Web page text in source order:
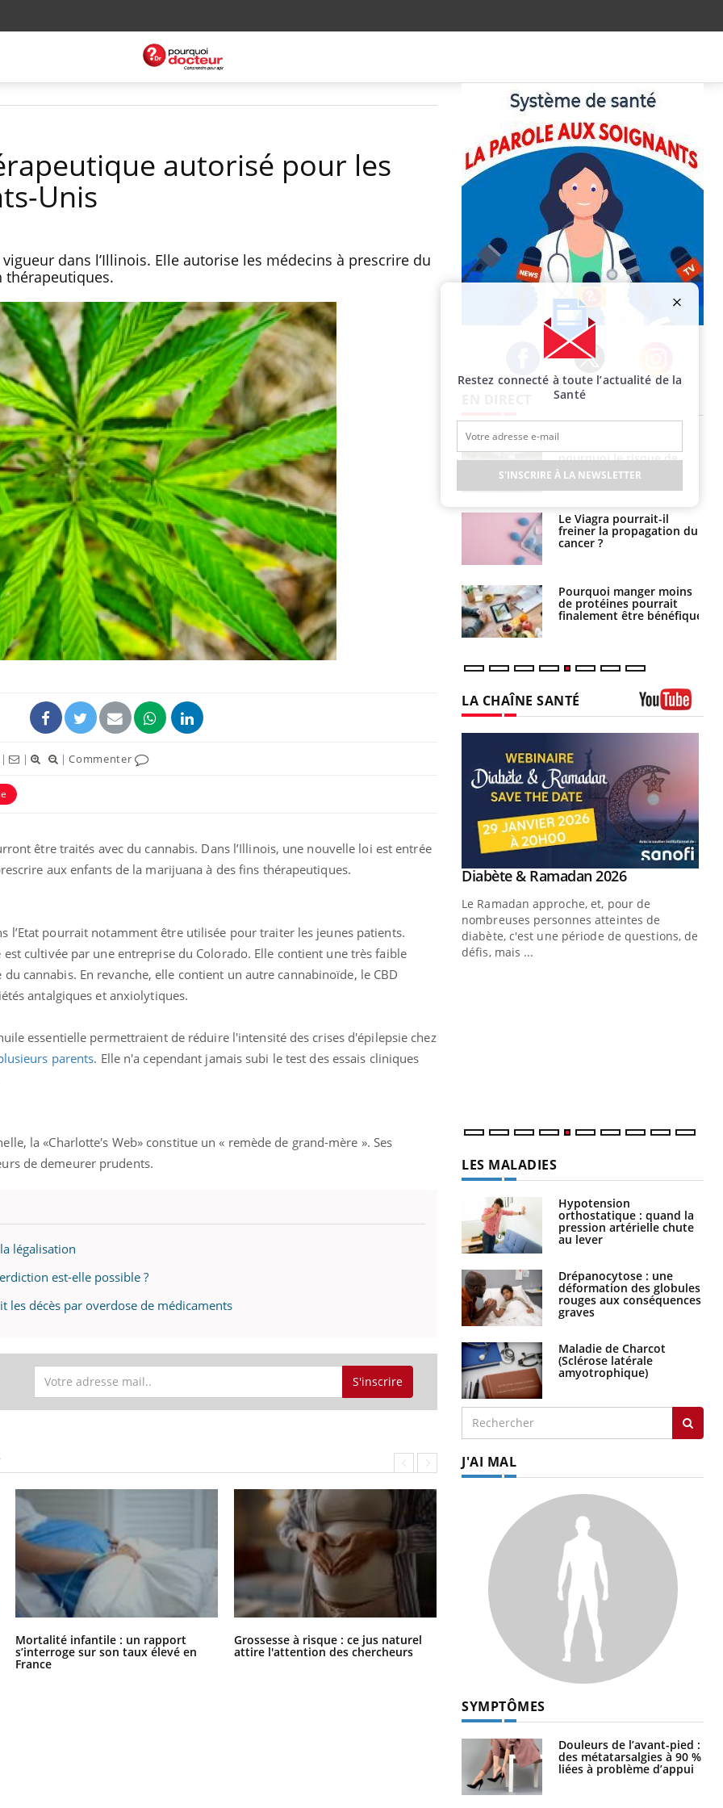
autorisé pour les
Unis
dans l’Illinois. Elle autorise les médecins à prescrire du
thérapeutiques.
| | |Commenter
être traités avec du cannabis. Dans l’Illinois, une nouvelle loi est entrée
aux enfants de la marijuana à des fins thérapeutiques.
l’Etat pourrait notamment être utilisée pour traiter les jeunes patients.
est cultivée par une entreprise du Colorado. Elle contient une très faible
cannabis. En revanche, elle contient un autre cannabinoïde, le CBD
antalgiques et anxiolytiques.
essentielle permettraient de réduire l'intensité des crises d'épilepsie chez
parents. Elle n'a cependant jamais subi le test des essais cliniques
la «Charlotte's Web» constitue un « remède de grand-mère ». Ses
de demeurer prudents.
légalisation
est-elle possible ?
les décès par overdose de médicaments
S'inscrire
Mortalité infantile : un rapport
s’interroge sur son taux élevé en
France
Grossesse à risque : ce jus naturel
attire l'attention des chercheurs
Comment oublier les écrans en
vacances ?
Facebook Twitter Instagram
Chikungunya, dengue,
West Nile : que se passe-
t-il dans le sud de la
France ?
Les médicaments GLP-1
protègent-ils aussi les os
Cytomégalovirus : ce qui
change dans la prise en
charge des femmes
enceintes
La sieste empêche-t-elle
de dormir la nuit ?
VIH : la fin du comprimé
tous les jours se profile-t-
elle enfin ?
Pourquoi votre ventre
gâche-t-il les premiers
jours de vos vacances ?
pourquoi le risque de
noyade grimpe-t-il ?
Le Viagra pourrait-il
freiner la propagation du
cancer ?
Pourquoi manger moins
de protéines pourrait
finalement être bénéfique
LA CHAÎNE SANTÉ
& Charge mentale : et si on
entourée d'idées reçues chez les
comme parfois chez les soignants.
Youtube
Eczéma Chronique des Mains : se
rythme de vie ! Vacances, plage, piscine,
soleil, activités en plein air… Nos mains
sont ...
Youtube
Diabète & Ramadan 2026Youtube
Le Ramadan approche, et, pour de
nombreuses personnes atteintes de
diabète, c'est une période de questions, de
défis, mais ...
LES MALADIES
Hypotension
orthostatique : quand la
pression artérielle chute
au lever
Drépanocytose : une
déformation des globules
rouges aux conséquences
graves
Maladie de Charcot
(Sclérose latérale
amyotrophique)
J'AI MAL
SYMPTÔMES
Douleurs de l’avant-pied :
des métatarsalgies à 90 %
liées à problème d’appui
Restez connecté à toute l’actualité de la
Santé
S'INSCRIRE À LA NEWSLETTER